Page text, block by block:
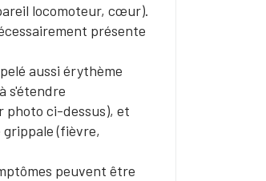
locomoteur, cœur).
présente
aussi érythème
s'étendre
photo ci-dessus), et
(fièvre,
peuvent être